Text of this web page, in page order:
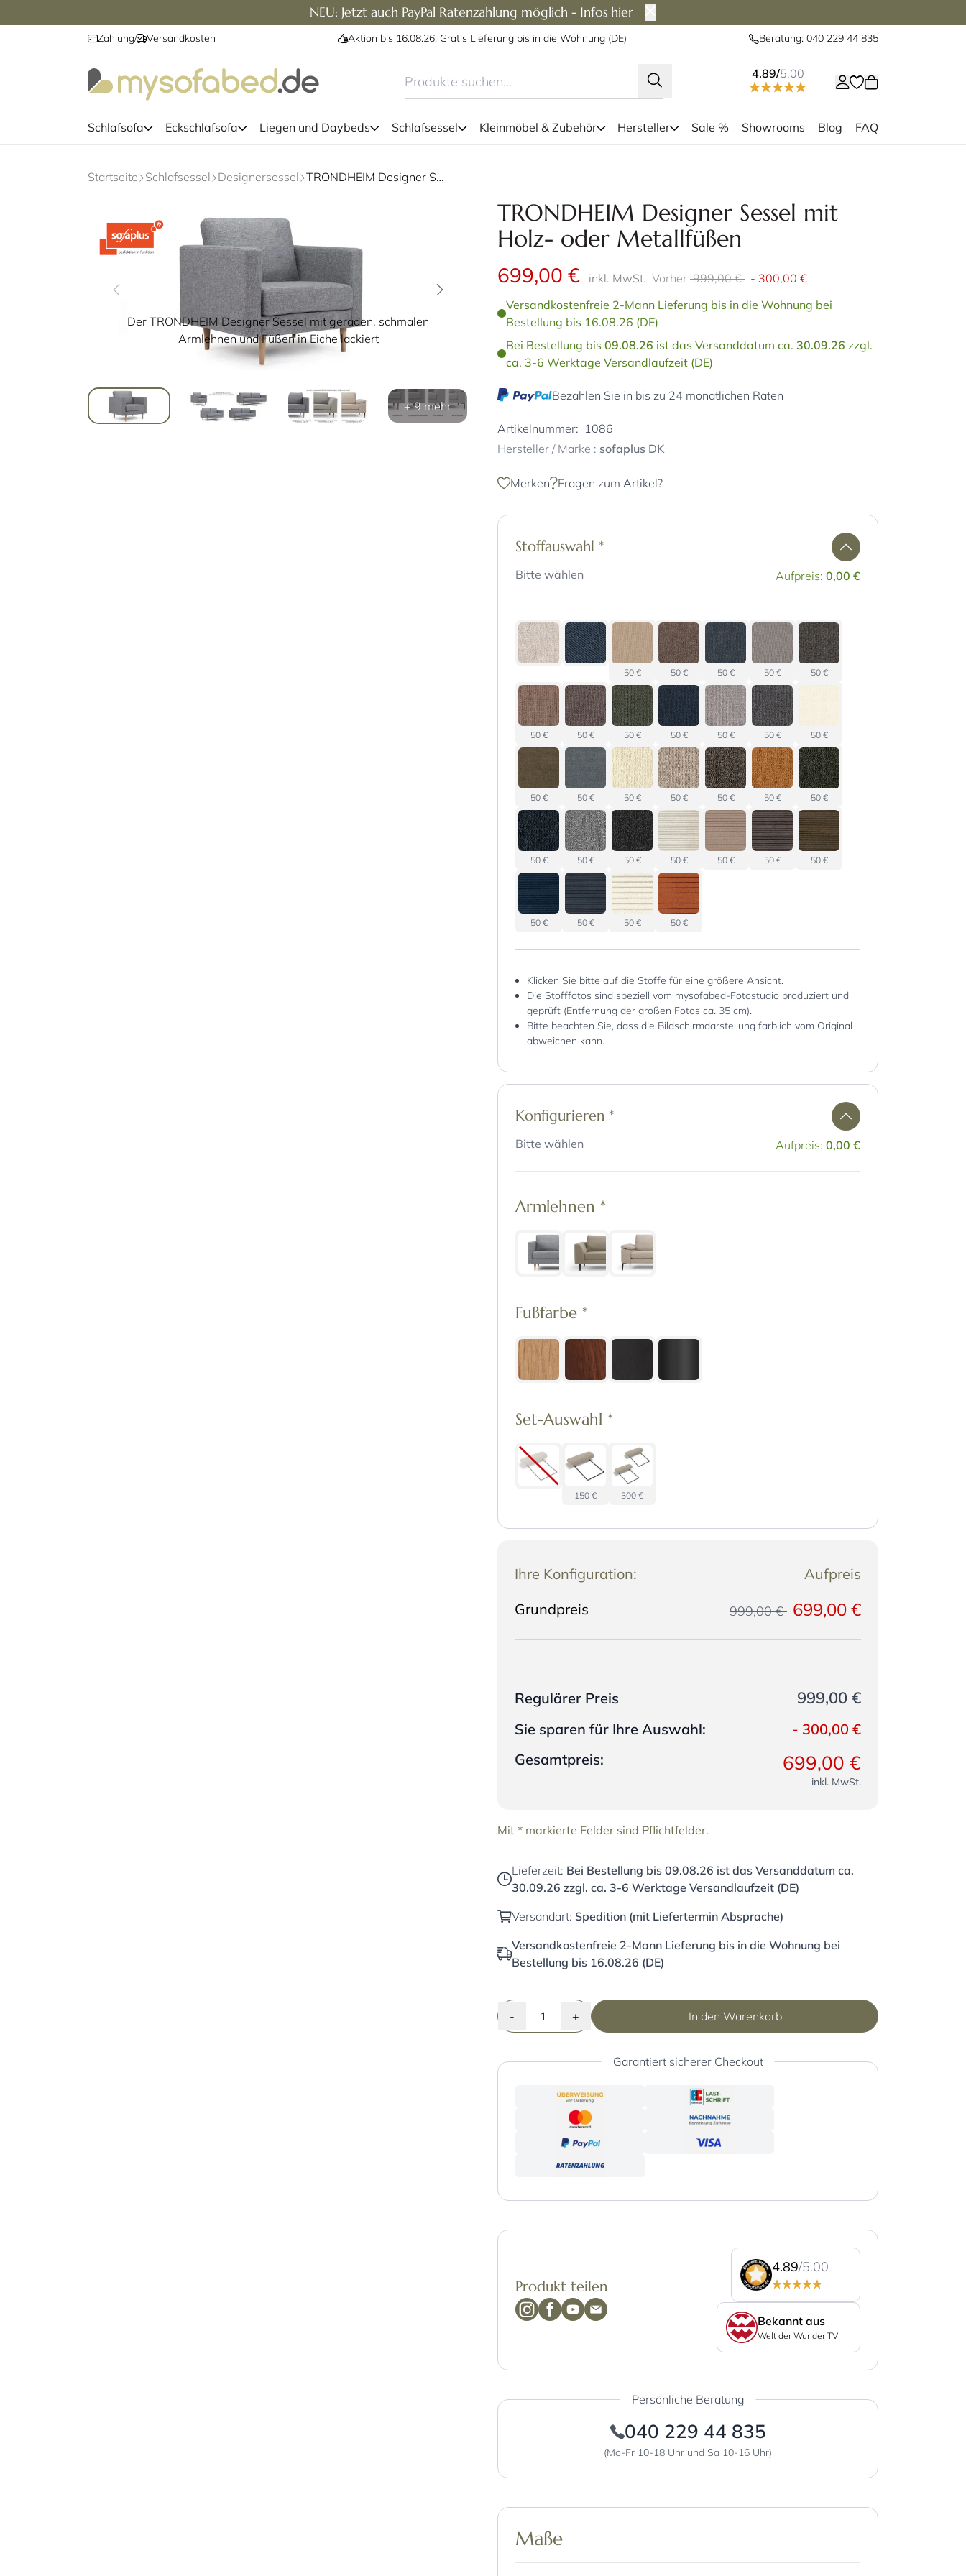
NEU: Jetzt auch PayPal Ratenzahlung möglich - Infos hier
Zahlung/ Versandkosten Aktion bis 16.08.26: Gratis Lieferung bis in die Wohnung (DE) Beratung: 040 229 44 835
4.89/5.00
Schlafsofa Eckschlafsofa Liegen und Daybeds Schlafsessel Kleinmöbel & Zubehör Hersteller Sale % Showrooms Blog FAQ
Startseite Schlafsessel Designersessel TRONDHEIM Designer Sessel mit Holz- oder Metallfüßen
Der TRONDHEIM Designer Sessel mit geraden, schmalen
Armlehnen und Füßen in Eiche lackiert
+ 9 mehr
TRONDHEIM Designer Sessel mit
Holz- oder Metallfüßen
699,00 € inkl. MwSt. Vorher 999,00 € - 300,00 €
Versandkostenfreie 2-Mann Lieferung bis in die Wohnung bei
Bestellung bis 16.08.26 (DE)
Bei Bestellung bis 09.08.26 ist das Versanddatum ca. 30.09.26 zzgl.
ca. 3-6 Werktage Versandlaufzeit (DE)
Bezahlen Sie in bis zu 24 monatlichen Raten
Artikelnummer: 1086
Hersteller / Marke : sofaplus DK
Merken Fragen zum Artikel?
Stoffauswahl *
Bitte wählen Aufpreis: 0,00 €
50 € 50 € 50 € 50 € 50 €
50 € 50 € 50 € 50 € 50 € 50 € 50 €
50 € 50 € 50 € 50 € 50 € 50 € 50 €
50 € 50 € 50 € 50 € 50 € 50 € 50 €
50 € 50 € 50 € 50 €
Klicken Sie bitte auf die Stoffe für eine größere Ansicht.
Die Stofffotos sind speziell vom mysofabed-Fotostudio produziert und
geprüft (Entfernung der großen Fotos ca. 35 cm).
Bitte beachten Sie, dass die Bildschirmdarstellung farblich vom Original
abweichen kann.
Konfigurieren *
Bitte wählen Aufpreis: 0,00 €
Armlehnen *
Fußfarbe *
Set-Auswahl *
150 € 300 €
Ihre Konfiguration:
Aufpreis
Grundpreis
999,00 € 699,00 €
Regulärer Preis 999,00 €
Sie sparen für Ihre Auswahl: - 300,00 €
Gesamtpreis:
699,00 €
inkl. MwSt.
Mit * markierte Felder sind Pflichtfelder.
Lieferzeit: Bei Bestellung bis 09.08.26 ist das Versanddatum ca.
30.09.26 zzgl. ca. 3-6 Werktage Versandlaufzeit (DE)
Versandart: Spedition (mit Liefertermin Absprache)
Versandkostenfreie 2-Mann Lieferung bis in die Wohnung bei
Bestellung bis 16.08.26 (DE)
- + In den Warenkorb
Garantiert sicherer Checkout
Produkt teilen
4.89/5.00
Bekannt aus
Welt der Wunder TV
Persönliche Beratung
040 229 44 835
(Mo-Fr 10-18 Uhr und Sa 10-16 Uhr)
Maße